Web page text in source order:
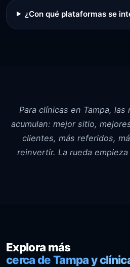
¿Con qué plataformas se
Para clínicas en Tampa,
acumulan: mejor sitio,
clientes, más referidos,
reinvertir. La rueda
Explora más
cerca de Tampa y